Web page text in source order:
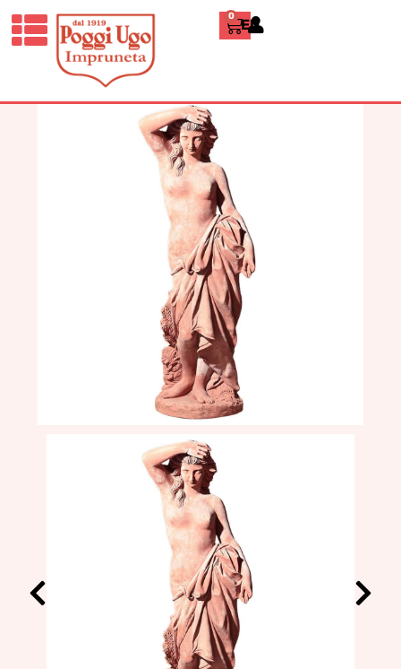
0 ENGLISH
HOME/CLASSICI STATUE
– STATUA TERRACOTTA